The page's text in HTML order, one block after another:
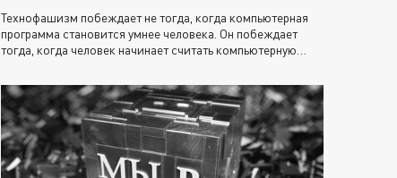
Технофашизм побеждает не тогда, когда компьютерная
программа становится умнее человека. Он побеждает
тогда, когда человек начинает считать компьютерную